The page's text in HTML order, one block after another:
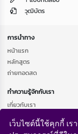
เว็บไซต์นี้ใช้คุกกี้ เ
วุฒิบัตร
การนำทาง
หน้าแรก
หลักสูตร
ถ่ายทอดสด
ทำความรู้จักกับเรา
เกี่ยวกับเรา